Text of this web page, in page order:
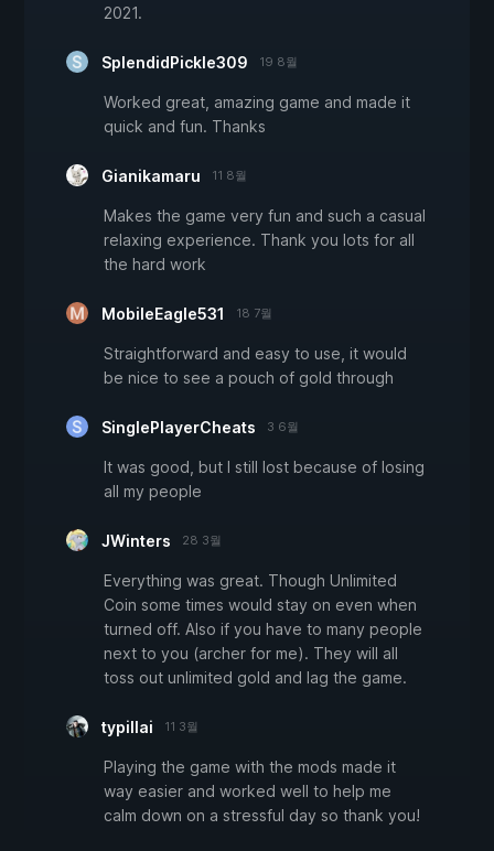
2021.
SplendidPickle309 19 8월
Worked great, amazing game and made it
quick and fun. Thanks
Gianikamaru 11 8월
Makes the game very fun and such a casual
relaxing experience. Thank you lots for all
the hard work
MobileEagle531 18 7월
Straightforward and easy to use, it would
be nice to see a pouch of gold through
SinglePlayerCheats 3 6월
It was good, but I still lost because of losing
all my people
JWinters 28 3월
Everything was great. Though Unlimited
Coin some times would stay on even when
turned off. Also if you have to many people
next to you (archer for me). They will all
toss out unlimited gold and lag the game.
typillai 11 3월
Playing the game with the mods made it
way easier and worked well to help me
calm down on a stressful day so thank you!